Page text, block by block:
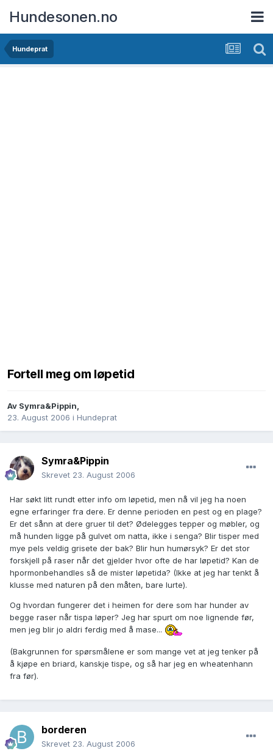
Hundesonen.no
Hundeprat
Fortell meg om løpetid
Av Symra&Pippin,
23. August 2006 i Hundeprat
Symra&Pippin
Skrevet 23. August 2006
Har søkt litt rundt etter info om løpetid, men nå vil jeg ha noen
egne erfaringer fra dere. Er denne perioden en pest og en plage?
Er det sånn at dere gruer til det? Ødelegges tepper og møbler, og
må hunden ligge på gulvet om natta, ikke i senga? Blir tisper med
mye pels veldig grisete der bak? Blir hun humørsyk? Er det stor
forskjell på raser når det gjelder hvor ofte de har løpetid? Kan de
hpormonbehandles så de mister løpetida? (Ikke at jeg har tenkt å
klusse med naturen på den måten, bare lurte).
Og hvordan fungerer det i heimen for dere som har hunder av
begge raser når tispa løper? Jeg har spurt om noe lignende før,
men jeg blir jo aldri ferdig med å mase...
(Bakgrunnen for spørsmålene er som mange vet at jeg tenker på
å kjøpe en briard, kanskje tispe, og så har jeg en wheatenhann
fra før).
borderen
Skrevet 23. August 2006